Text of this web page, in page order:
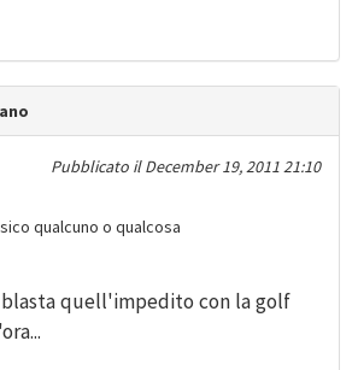
Pubblicato ilDecember 19, 2011 21:10
qualcuno o qualcosa
blasta quell'impedito con la golf